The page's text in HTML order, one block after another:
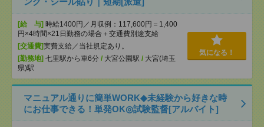
[給 与] 時給1400円／月収例：117,600円＝1,400
円×4時間×21日勤務の場合＋交通費別途支給
[交通費]実費支給／当社規定あり。
[勤務地] 七里駅から車6分 / 大宮公園駅 / 大宮(埼玉
県)駅
気になる！
マニュアル通りに簡単WORK◆未経験から好きな時
にお仕事できる！単発OK◎試験監督[アルバイト]